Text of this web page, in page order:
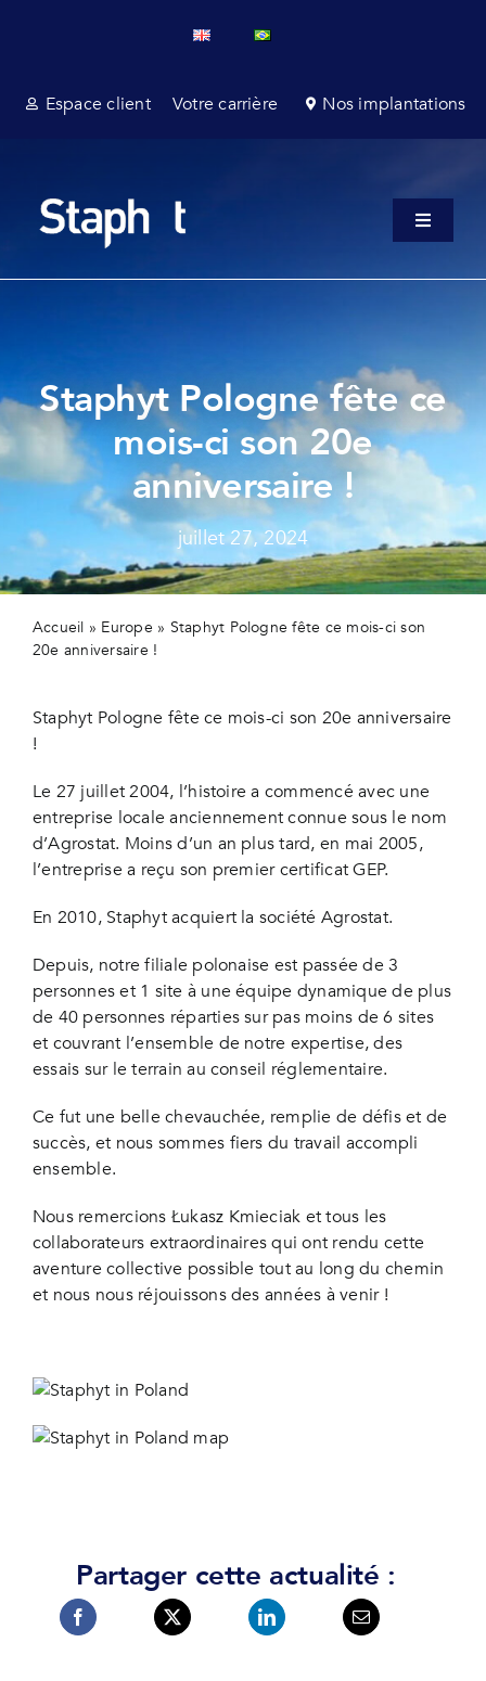
Espace client
Votre carrière Nos implantations
Toggle
Affaires
Secteurs
Staphyt Pologne fête ce
mois-ci son 20e
anniversaire !
juillet 27, 2024
Accueil » Europe » Staphyt Pologne fête ce mois-ci son
20e anniversaire !
Staphyt Pologne fête ce mois-ci son 20e anniversaire
!
Le 27 juillet 2004, l’histoire a commencé avec une
entreprise locale anciennement connue sous le nom
d’Agrostat. Moins d’un an plus tard, en mai 2005,
l’entreprise a reçu son premier certificat GEP.
En 2010, Staphyt acquiert la société Agrostat.
Depuis, notre filiale polonaise est passée de 3
personnes et 1 site à une équipe dynamique de plus
de 40 personnes réparties sur pas moins de 6 sites
et couvrant l’ensemble de notre expertise, des
essais sur le terrain au conseil réglementaire.
Ce fut une belle chevauchée, remplie de défis et de
succès, et nous sommes fiers du travail accompli
ensemble.
Nous remercions Łukasz Kmieciak et tous les
collaborateurs extraordinaires qui ont rendu cette
aventure collective possible tout au long du chemin
et nous nous réjouissons des années à venir !
Partager cette actualité :